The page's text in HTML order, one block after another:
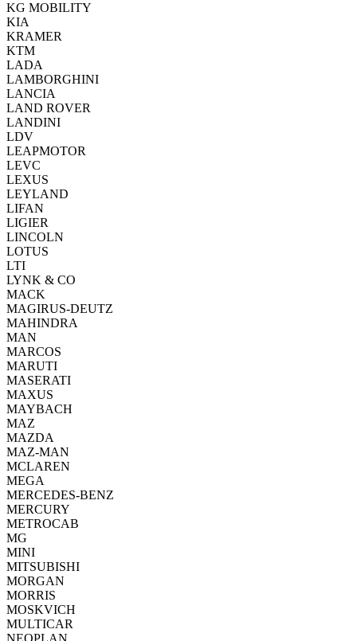
KG MOBILITY
KIA
KRAMER
KTM
LADA
LAMBORGHINI
LANCIA
LAND ROVER
LANDINI
LDV
LEAPMOTOR
LEVC
LEXUS
LEYLAND
LIFAN
LIGIER
LINCOLN
LOTUS
LTI
LYNK & CO
MACK
MAGIRUS-DEUTZ
MAHINDRA
MAN
MARCOS
MARUTI
MASERATI
MAXUS
MAYBACH
MAZ
MAZDA
MAZ-MAN
MCLAREN
MEGA
MERCEDES-BENZ
MERCURY
METROCAB
MG
MINI
MITSUBISHI
MORGAN
MORRIS
MOSKVICH
MULTICAR
NEOPLAN